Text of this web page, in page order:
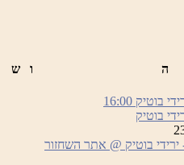
ה ו ש
בוטיק 16:00
בוטיק